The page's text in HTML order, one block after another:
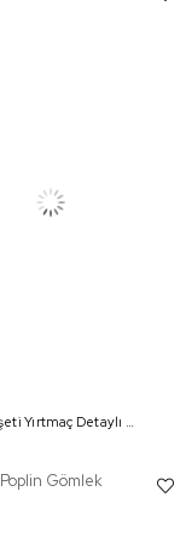
Siyah-Manşeti Yırtmaç Detaylı Poplin Gömlek Tunik
Poplin Gömlek